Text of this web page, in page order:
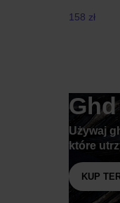
158 zł
Używaj
które
KUP